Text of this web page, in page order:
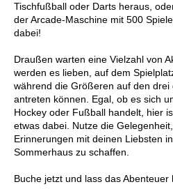
Tischfußball oder Darts heraus,
der Arcade-Maschine mit 500
dabei!
Draußen warten eine Vielzahl von
werden es lieben, auf dem
während die Größeren auf den
antreten können. Egal, ob es sich
Hockey oder Fußball handelt, hier
etwas dabei. Nutze die
Erinnerungen mit deinen Liebsten
Sommerhaus zu schaffen.
Buche jetzt und lass das Abenteuer